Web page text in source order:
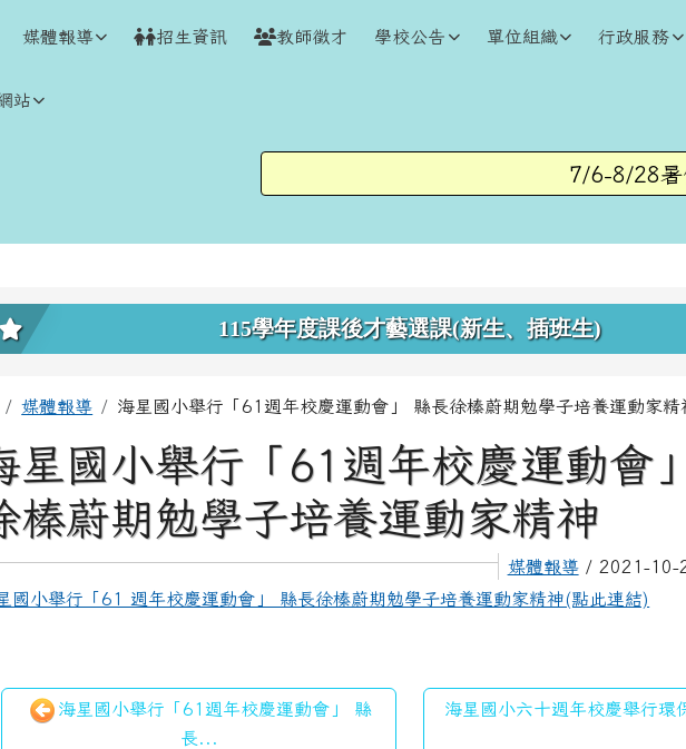
媒體報導 招生資訊 教師徵才 學校公告 單位組織 行政服務
站
7/6-8/28暑假
中區域內容
115學年度課後才藝選課(新生、插班生)
內容區域
首頁
媒體報導 海星國小舉行「61週年校慶運動會」 縣長徐榛蔚期勉學子培養運動家精
星國小舉行「61週年校慶運動會
榛蔚期勉學子培養運動家精神
媒體報導/ 2021-10-
國小舉行「61 週年校慶運動會」 縣長徐榛蔚期勉學子培養運動家精神(點此連結)
海星國小舉行「61週年校慶運動會」 縣
長...
海星國小六十週年校慶舉行環